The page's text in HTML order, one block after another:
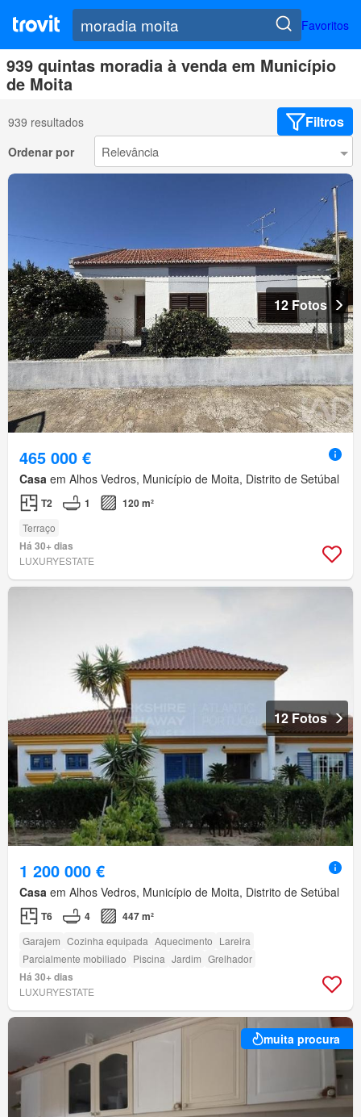
Favoritos
939 quintas moradia à venda em Município
de Moita
939 resultados Filtros
Ordenar por
12 Fotos
465 000 €
Casa em Alhos Vedros, Município de Moita, Distrito de Setúbal
T2 1 120 m²
Terraço
Há 30+ dias
LUXURYESTATE
12 Fotos
1 200 000 €
Casa em Alhos Vedros, Município de Moita, Distrito de Setúbal
T6 4 447 m²
Garajem Cozinha equipada Aquecimento Lareira
Parcialmente mobiliado Piscina Jardim Grelhador
Há 30+ dias
LUXURYESTATE
muita procura